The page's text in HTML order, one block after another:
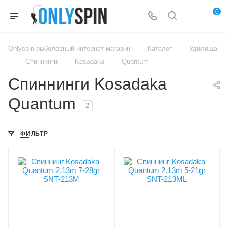
0
Onlyspin рыболовный интернет магазин — Каталог — Удилища
— Спиннинги — Kosadaka — Quantum
Спиннинги Kosadaka
Quantum
2
ФИЛЬТР
Вес удилища, гр
136
Вес удилища, гр
125